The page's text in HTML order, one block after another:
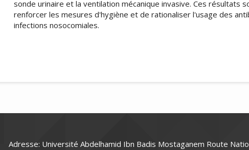
sonde urinaire et la ventilation mécanique invasive. Ces résultats
renforcer les mesures d'hygiène et de rationaliser l'usage des
infections nosocomiales.
Adresse: Université Abdelhamid Ibn Badis Mostaganem Route